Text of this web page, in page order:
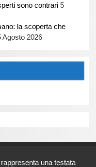
sono contrari 5
la scoperta che
Agosto 2026
una testata